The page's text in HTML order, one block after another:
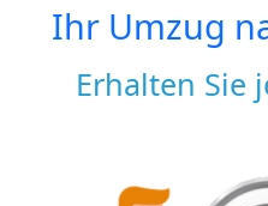
Ihr Umzug
Erhalten Sie